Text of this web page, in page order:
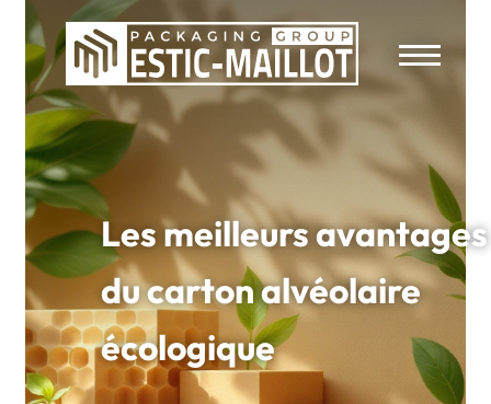
Les meilleurs avantages
du carton alvéolaire
écologique